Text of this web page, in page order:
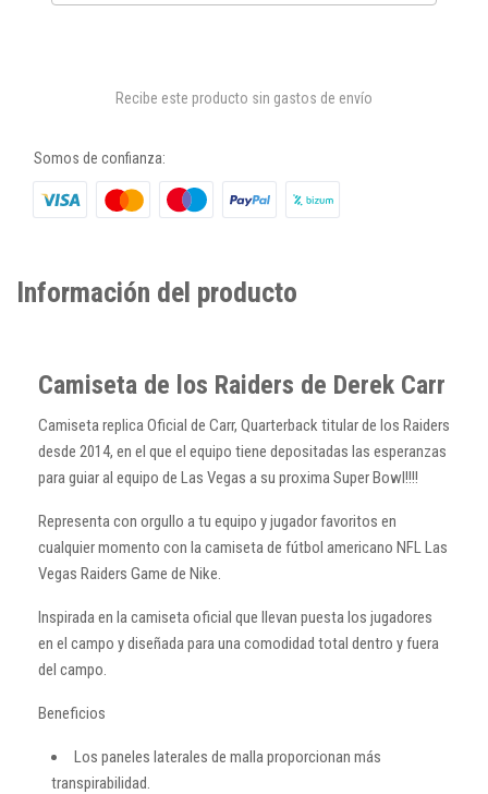
Recibe este producto sin gastos de envío
Somos de confianza:
Información del producto
Camiseta de los Raiders de Derek Carr
Camiseta replica Oficial de Carr, Quarterback titular de los Raiders
desde 2014, en el que el equipo tiene depositadas las esperanzas
para guiar al equipo de Las Vegas a su proxima Super Bowl!!!!
Representa con orgullo a tu equipo y jugador favoritos en
cualquier momento con la camiseta de fútbol americano NFL Las
Vegas Raiders Game de Nike.
Inspirada en la camiseta oficial que llevan puesta los jugadores
en el campo y diseñada para una comodidad total dentro y fuera
del campo.
Beneficios
Los paneles laterales de malla proporcionan más
transpirabilidad.